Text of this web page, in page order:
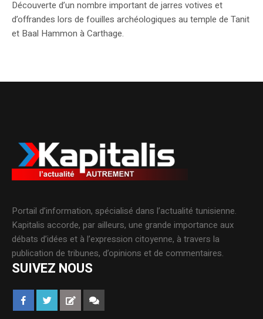
Découverte d’un nombre important de jarres votives et
d’offrandes lors de fouilles archéologiques au temple de Tanit
et Baal Hammon à Carthage.
Portail d’information, spécialisé dans l’actualité tunisienne.
Kapitalis accorde, par ailleurs, une grande importance aux
débats d’idées et à l’expression citoyenne, à travers la
publication de tribunes, d’opinions et de commentaires.
SUIVEZ NOUS